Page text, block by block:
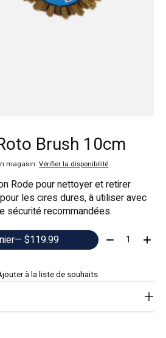
Brush 10cm
magasin:Vérifier la disponibilité
Rode pour nettoyer et retirer
les cires dures, à utiliser avec
sécurité recommandées.
— $119.99 Quantité:
à la liste de souhaits